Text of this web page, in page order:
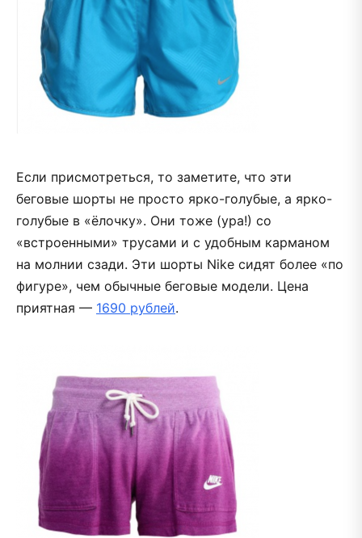
Если присмотреться, то заметите, что эти
беговые шорты не просто ярко-голубые, а ярко-
голубые в «ёлочку». Они тоже (ура!) со
«встроенными» трусами и с удобным карманом
на молнии сзади. Эти шорты Nike сидят более «по
фигуре», чем обычные беговые модели. Цена
приятная — 1690 рублей.